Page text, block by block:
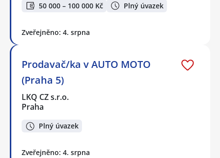
50 000 – 100 000 Kč Plný úvazek
Zveřejněno: 4. srpna
Prodavač/ka v AUTO MOTO
(Praha 5)
LKQ CZ s.r.o.
Praha
Plný úvazek
Zveřejněno: 4. srpna